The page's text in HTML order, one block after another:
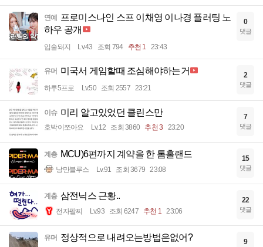
연예
프로미스나인 스프 이채영 이나경 플러팅 노
하우 공개
입술돼지 Lv.43 조회 794 추천 1 23:43
0
댓글
유머 미국서 게임할때 조심해야하는거
하루5프로 Lv.50 조회 2557 23:21
2
댓글
이슈 미리 알고있었던 클린스만
호박이쪼아요 Lv.12 조회 3860 추천 3 23:20
7
댓글
계층 MCU)6편까지 계약을 한 톰홀랜드
낭만블루스 Lv.91 조회 3679 23:08
15
댓글
계층 삼전닉스 근황..
전자팔찌 Lv.93 조회 6247 추천 1 23:06
22
댓글
유머 정상적으로 내려오는방법은없어? 9